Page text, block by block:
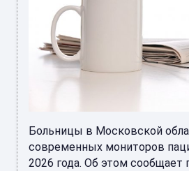
Больницы в Московской
современных мониторов
2026 года. Об этом сообщает